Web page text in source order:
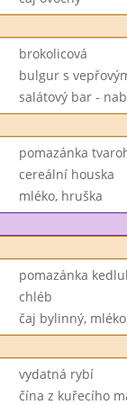
brokolicová
bulgur s
salátový bar -
pomazánka
cereální houska
mléko, hruška
pomazánka
chléb
čaj bylinný, mléko
vydatná rybí
čína z kuřecího